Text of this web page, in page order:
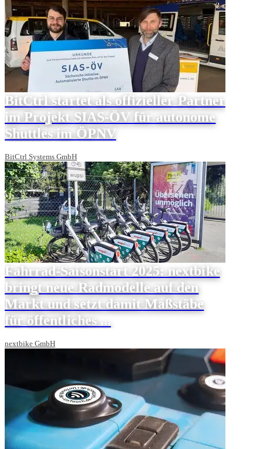
BitCtrl startet als offizieller Partner
im Projekt SIAS-ÖV für autonome
Shuttles im ÖPNV
BitCtrl Systems GmbH
Fahrrad-Saisonstart 2025: nextbike
bringt neue Radmodelle auf den
Markt und setzt damit Maßstäbe
für öffentliches ...
nextbike GmbH